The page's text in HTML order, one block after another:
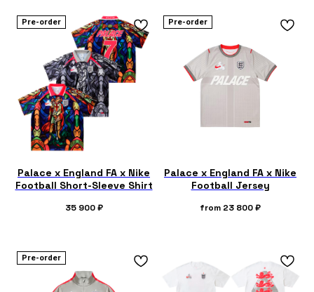
Pre-order
Palace x England FA x Nike
Football Short-Sleeve Shirt
35 900 ₽
Pre-order
Palace x England FA x Nike
Football Jersey
from 23 800₽
Pre-order